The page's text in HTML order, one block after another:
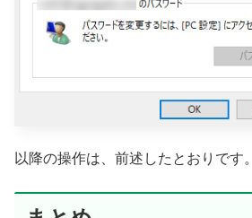
以降の操作は、前述したとおりです。